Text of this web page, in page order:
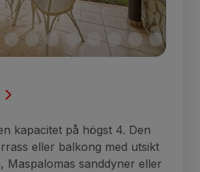
kapacitet på högst 4. Den
eller balkong med utsikt
Maspalomas sanddyner eller